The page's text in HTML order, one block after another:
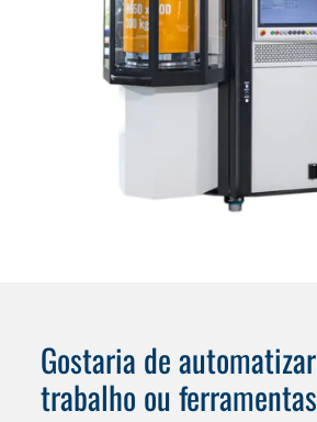
Gostaria de automatizar
trabalho ouferramentas